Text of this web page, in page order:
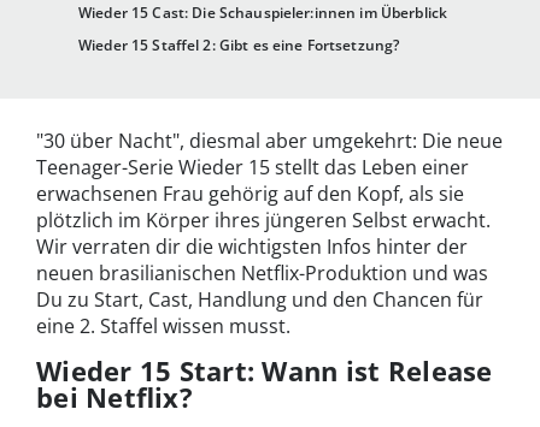
Wieder 15 Cast: Die Schauspieler:innen im Überblick
Wieder 15 Staffel 2: Gibt es eine Fortsetzung?
"30 über Nacht", diesmal aber umgekehrt: Die neue
Teenager-Serie Wieder 15 stellt das Leben einer
erwachsenen Frau gehörig auf den Kopf, als sie
plötzlich im Körper ihres jüngeren Selbst erwacht.
Wir verraten dir die wichtigsten Infos hinter der
neuen brasilianischen Netflix-Produktion und was
Du zu Start, Cast, Handlung und den Chancen für
eine 2. Staffel wissen musst.
Wieder 15 Start: Wann ist Release
bei Netflix?